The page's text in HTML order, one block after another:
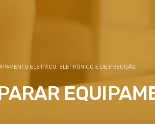
ELÉTRICO, ELETRÓNICO E DE PRECISÃO